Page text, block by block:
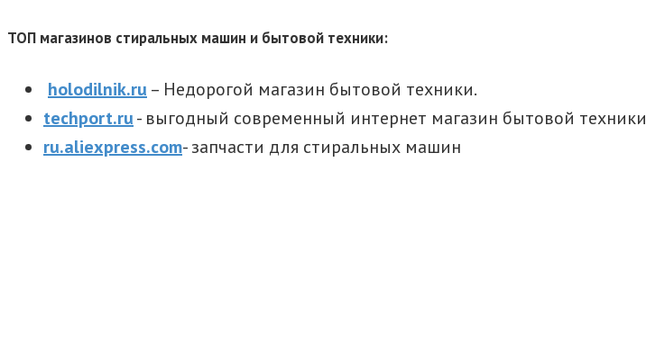
ТОП магазинов стиральных машин и бытовой техники:
holodilnik.ru – Недорогой магазин бытовой техники.
techport.ru- выгодный современный интернет магазин бытовой техники
ru.aliexpress.com- запчасти для стиральных машин